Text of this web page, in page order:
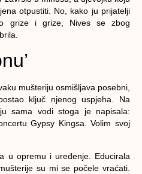
otpustiti. No, kako ju prijatelji
grize i grize, Nives se zbog
mušteriju osmišljava posebni,
ključ njenog uspjeha. Na
sama vodi stoga je napisala:
Gypsy Kingsa. Volim svoj
u opremu i uređenje. Educirala
su mi se počele vraćati.